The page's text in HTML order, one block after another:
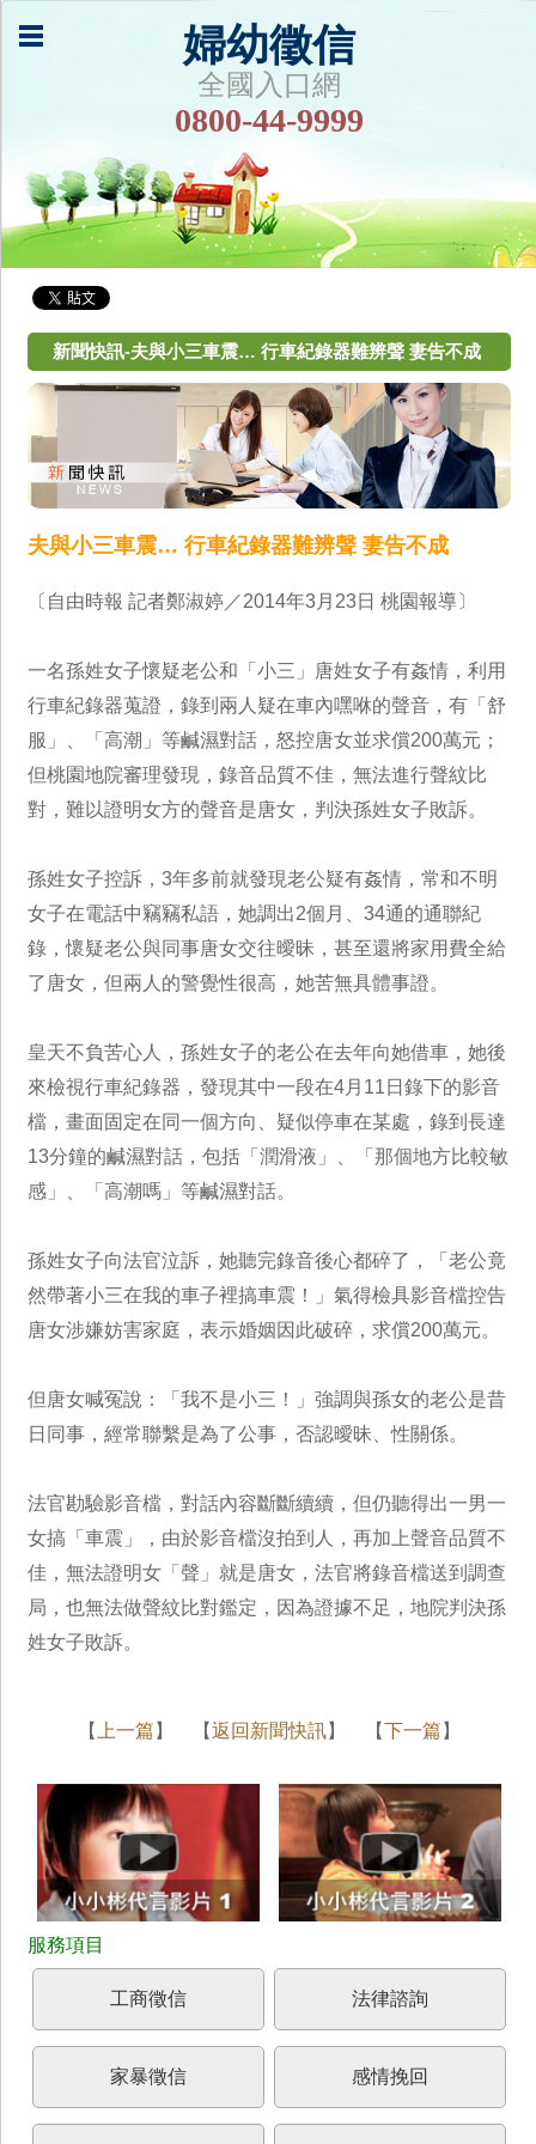
婦幼徵信
全國入口網
0800-44-9999
新聞快訊-夫與小三車震… 行車紀錄器難辨聲 妻告不成
夫與小三車震… 行車紀錄器難辨聲 妻告不成
〔自由時報 記者鄭淑婷／2014年3月23日 桃園報導〕
一名孫姓女子懷疑老公和「小三」唐姓女子有姦情，利用
行車紀錄器蒐證，錄到兩人疑在車內嘿咻的聲音，有「舒
服」、「高潮」等鹹濕對話，怒控唐女並求償200萬元；
但桃園地院審理發現，錄音品質不佳，無法進行聲紋比
對，難以證明女方的聲音是唐女，判決孫姓女子敗訴。
孫姓女子控訴，3年多前就發現老公疑有姦情，常和不明
女子在電話中竊竊私語，她調出2個月、34通的通聯紀
錄，懷疑老公與同事唐女交往曖昧，甚至還將家用費全給
了唐女，但兩人的警覺性很高，她苦無具體事證。
皇天不負苦心人，孫姓女子的老公在去年向她借車，她後
來檢視行車紀錄器，發現其中一段在4月11日錄下的影音
檔，畫面固定在同一個方向、疑似停車在某處，錄到長達
13分鐘的鹹濕對話，包括「潤滑液」、「那個地方比較敏
感」、「高潮嗎」等鹹濕對話。
孫姓女子向法官泣訴，她聽完錄音後心都碎了，「老公竟
然帶著小三在我的車子裡搞車震！」氣得檢具影音檔控告
唐女涉嫌妨害家庭，表示婚姻因此破碎，求償200萬元。
但唐女喊冤說：「我不是小三！」強調與孫女的老公是昔
日同事，經常聯繫是為了公事，否認曖昧、性關係。
法官勘驗影音檔，對話內容斷斷續續，但仍聽得出一男一
女搞「車震」，由於影音檔沒拍到人，再加上聲音品質不
佳，無法證明女「聲」就是唐女，法官將錄音檔送到調查
局，也無法做聲紋比對鑑定，因為證據不足，地院判決孫
姓女子敗訴。
【 上一篇 】 【返回新聞快訊】 【下一篇 】
工商徵信 法律諮詢
家暴徵信 感情挽回